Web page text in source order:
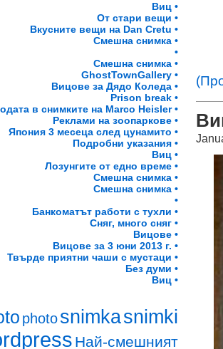
Виц •
От стари вещи •
Вкусните вещи на Dan Cretu •
Смешна снимка •
•
Смешна снимка •
GhostTownGallery •
Вицове за Дядо Коледа •
Prison break •
в снимките на Marco Heisler •
Реклами на зоопаркове •
Япония 3 месеца след цунамито •
Подробни указания •
Виц •
Лозунгите от едно време •
Смешна снимка •
Смешна снимка •
•
Банкоматът работи с тухли •
Сняг, много сняг •
Вицове •
Вицове за 3 юни 2013 г. •
Твърде приятни чаши с мустаци •
Без думи •
Виц •
photosnimkasnimki
Най-смешният